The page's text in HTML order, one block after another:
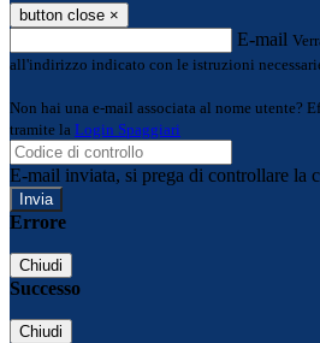
button close ×
E-mail
all'indirizzo indicato con le istruzioni
Non hai una e-mail associata al nome utente?
tramite la Login Spaggiari
E-mail inviata, si prega di controllare la
Errore
Chiudi
Successo
Chiudi